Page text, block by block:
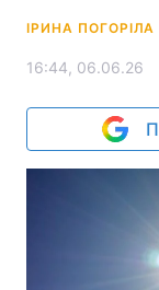
ІРИНА ПОГОРІЛА
16:44, 06.06.26